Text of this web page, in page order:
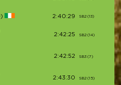
2:40:29 SB2 (13)
2:42:25 SB2 (14) S22
2:42:52 SB3 (7)
2:43:30 SB2 (15)